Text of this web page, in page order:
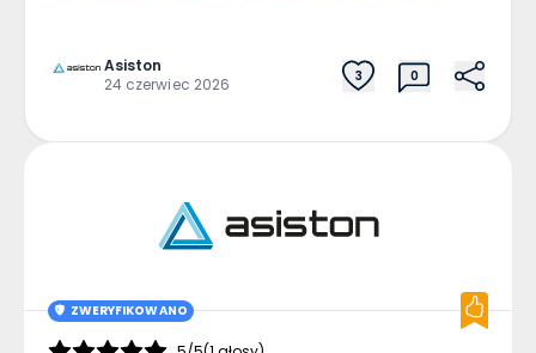
konkurencyjności przedsiębiorstw. Program
konferencji koncentrował się na praktycznych
cyfryzacja operacji magazynowych, integracja
systemów WMS z e-commerce oraz wpływ logistyki
na doświadczenia klientów. Uczestnicy mogli
prezentowanymi przez ekspertów
reprezentujących producentów oprogramowania,
firmy logistyczne, uczelnie oraz partnerów
Asiston
24 czerwiec 2026
3 0
ZWERYFIKOWANO